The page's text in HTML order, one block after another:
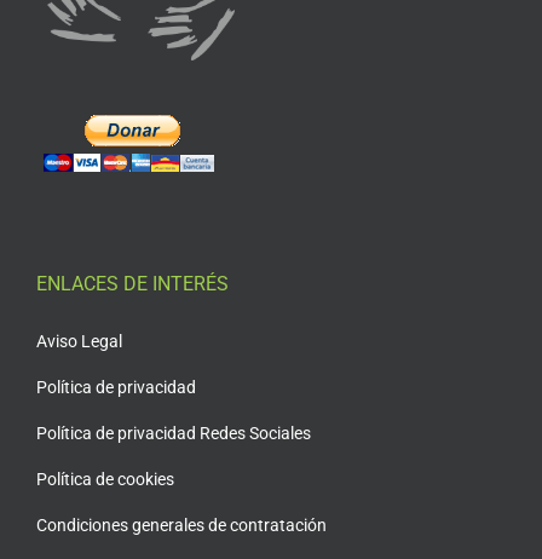
ENLACES DE INTERÉS
Aviso Legal
Política de privacidad
Política de privacidad Redes Sociales
Política de cookies
Condiciones generales de contratación